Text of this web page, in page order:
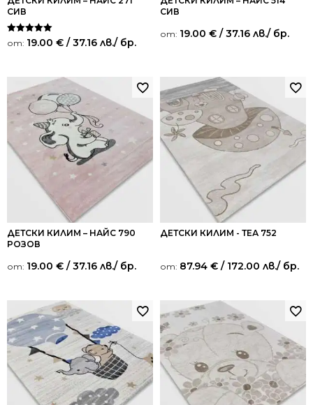
СИВ
Оценено на
5.00
от: 19.00 € / 37.16 лв./ бр.
СИВ
от: 19.00 € / 37.16 лв./ бр.
ДЕТСКИ КИЛИМ – НАЙС 790
РОЗОВ
от: 19.00 € / 37.16 лв./ бр.
ДЕТСКИ КИЛИМ - ТЕА 752
от: 87.94 € / 172.00 лв./ бр.